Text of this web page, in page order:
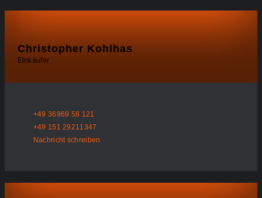
Christopher Kohlhas
Einkäufer
+49 36969 58 121
+49 151 29211347
Nachricht schreiben